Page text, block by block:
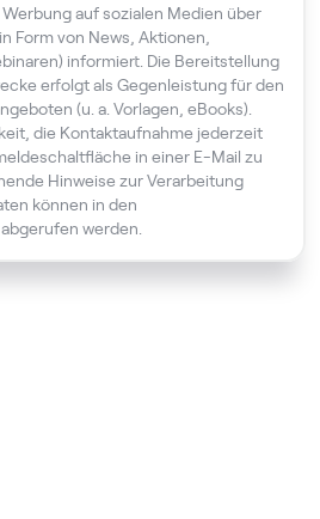
auf sozialen Medien über
Form von News, Aktionen,
informiert. Die Bereitstellung
erfolgt als Gegenleistung für den
(u. a. Vorlagen, eBooks).
die Kontaktaufnahme jederzeit
in einer E-Mail zu
Hinweise zur Verarbeitung
können in den
werden.